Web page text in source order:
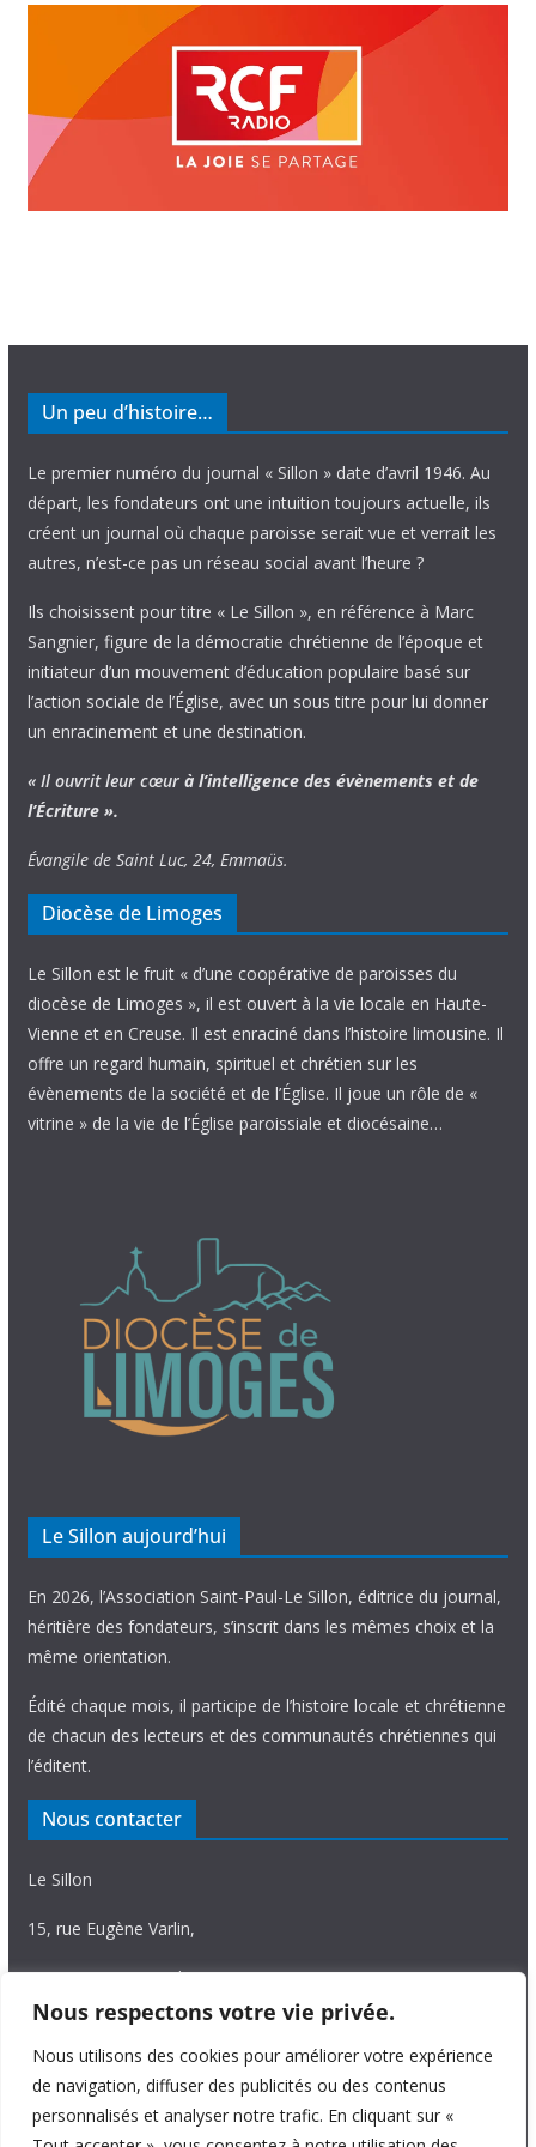
Nous respectons votre vie privée.
Nous utilisons des cookies pour améliorer votre expérience
de navigation, diffuser des publicités ou des contenus
personnalisés et analyser notre trafic. En cliquant sur «
Un peu d’histoire…
Le premier numéro du journal « Sillon » date d’avril 1946. Au
départ, les fondateurs ont une intuition toujours actuelle, ils
créent un journal où chaque paroisse serait vue et verrait les
autres, n’est-ce pas un réseau social avant l’heure ?
Ils choisissent pour titre « Le Sillon », en référence à Marc
Sangnier, figure de la démocratie chrétienne de l’époque et
initiateur d’un mouvement d’éducation populaire basé sur
l’action sociale de l’Église, avec un sous titre pour lui donner
un enracinement et une destination.
« Il ouvrit leur cœur à l’intelligence des évènements et de
l’Écriture ».
Évangile de Saint Luc, 24, Emmaüs.
Diocèse de Limoges
Le Sillon est le fruit « d’une coopérative de paroisses du
diocèse de Limoges », il est ouvert à la vie locale en Haute-
Vienne et en Creuse. Il est enraciné dans l’histoire limousine. Il
offre un regard humain, spirituel et chrétien sur les
évènements de la société et de l’Église. Il joue un rôle de «
vitrine » de la vie de l’Église paroissiale et diocésaine…
Le Sillon aujourd’hui
En 2026, l’Association Saint-Paul-Le Sillon, éditrice du journal,
héritière des fondateurs, s’inscrit dans les mêmes choix et la
même orientation.
Édité chaque mois, il participe de l’histoire locale et chrétienne
de chacun des lecteurs et des communautés chrétiennes qui
l’éditent.
Nous contacter
Le Sillon
15, rue Eugène Varlin,
87036 Limoges Cedex.
Tél. 05 55 06 14 15
Nous écrire